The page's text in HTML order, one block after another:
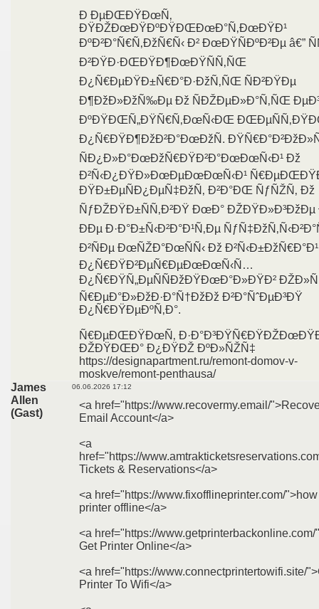
Ð ÐµÐŒÐŸÐœÑ‚
ÐŸÐŽÐœÐŸÐºÐŸÐŒÐœÐ°Ñ‚ÐœÐŸÐ¹
ÐºÐ²Ð°Ñ€Ñ‚ÐžÑ€Ñ‹ Ð² ÐœÐŸÑÐºÐ²Ðµ â€”
Ð²ÐŸÐ·ÐŒÐŸÐ¶ÐœÐŸÑÑ‚ÑŒ
Ð¿Ñ€ÐµÐŸÐ±Ñ€Ð°Ð·ÐžÑ‚ÑŒ ÑÐ²ÐŸÐµ
Ð¶ÐžÐ»ÐžÑ‰Ðµ Ðž ÑÐŽÐµÐ»Ð°Ñ‚ÑŒ
ÐºÐŸÐŒÑ„ÐŸÑ€Ñ‚ÐœÑ‹ÐŒ
Ð¿Ñ€ÐŸÐ¶ÐžÐ²Ð°ÐœÐžÑ.
ÑÐ¿Ð»Ð°ÐœÐžÑ€ÐŸÐ²Ð°ÐœÐœÑ‹Ð¹ Ðž
Ð²Ñ‹Ð¿ÐŸÐ»ÐœÐµÐœÐœÑ‹Ð¹
ÐŸÐ±ÐµÑÐ¿ÐµÑ‡ÐžÑ‚ Ð²Ð°ÐŒ ÑƒÑŽÑ‚ Ðž
ÑƒÐŽÐŸÐ±ÑÑ‚Ð²ÐŸ ÐœÐ° ÐŽÐŸÐ»Ð³ÐžÐµ
ÐÐµ Ð·Ð°Ð±Ñ‹Ð²Ð°Ð¹Ñ‚Ðµ
Ð²ÑÐµ ÐœÑŽÐ°ÐœÑÑ‹ Ðž
Ð¿Ñ€ÐŸÐ²ÐµÑ€ÐµÐœÐœÑ‹Ñ…
Ð¿Ñ€ÐŸÑ„ÐµÑÑÐžÐŸÐœÐ°Ð»ÐŸÐ² ÐŽÐ»Ñ
Ñ€ÐµÐ°Ð»ÐžÐ·Ð°Ñ†ÐžÐž Ð²Ð°ÑˆÐµÐ³ÐŸ
Ð¿Ñ€ÐŸÐµÐºÑ‚Ð°.
Ñ€ÐµÐŒÐŸÐœÑ‚
ÐŽÐŸÐŒÐ° Ð¿ÐŸÐŽ ÐºÐ»ÑŽÑ‡
https://designapartment.ru/remont-domov-v-
moskve/remont-penthausa/
James
Allen
(Gast)
06.06.2026 17:12
<a href="https://www.recovermy.email/
Email Account</a>
<a
href="https://
Tickets & Reservations</a>
<a href="https://www.fixofflineprinter.com/
printer offline</a>
<a href="https://www.getprinterbackonline.com/
Get Printer Online</a>
<a href="https://www.connectprintertowifi.site/
Printer To Wifi</a>